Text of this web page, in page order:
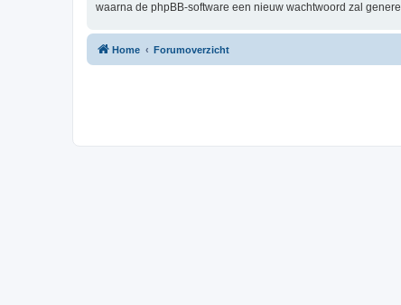
waarna de phpBB-software een nieuw wachtwoord zal
Home Forumoverzicht